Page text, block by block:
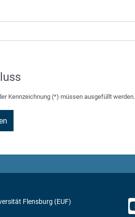
Kennzeichnung (*) müssen ausgefüllt werden.
Flensburg (EUF)